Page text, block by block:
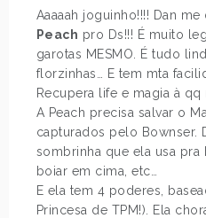
Aaaaah joguinho!!!! Dan
Peach pro Ds!!! É muito
garotas MESMO. É tudo
florzinhas… E tem mta
Recupera life e magia à qq
A Peach precisa salvar o
capturados pelo Bownser.
sombrinha que ela usa pra
boiar em cima, etc…
E ela tem 4 poderes,
Princesa de TPM!). Ela